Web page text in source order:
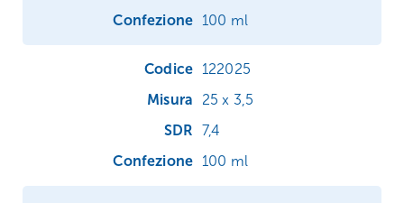
100 ml
122025
25 x 3,5
7,4
100 ml